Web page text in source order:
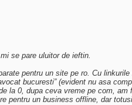
se pare uluitor de ieftin.
pentru un site pe ro. Cu
bucuresti” (evident nu asa
la 0, dupa ceva vreme pe com,
pentru un business offline, dar